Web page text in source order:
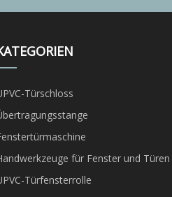
Türschloss
für Fenster und Türen
Türfensterrolle